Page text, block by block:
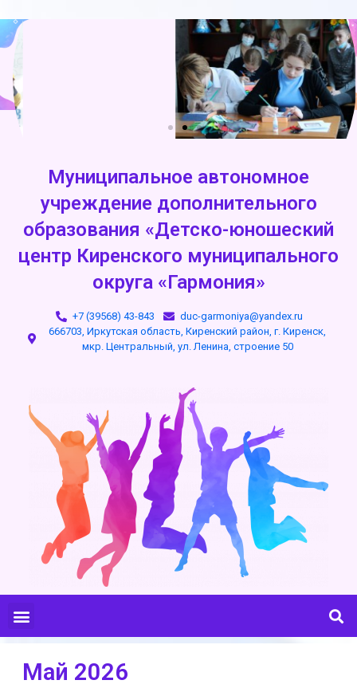
Муниципальное автономное
учреждение дополнительного
образования «Детско-юношеский
центр Киренского муниципального
округа «Гармония»
+7 (39568) 43-843
duc-garmoniya@yandex.ru
666703, Иркутская область, Киренский район, г. Киренск,
мкр. Центральный, ул. Ленина, строение 50
Май 2026